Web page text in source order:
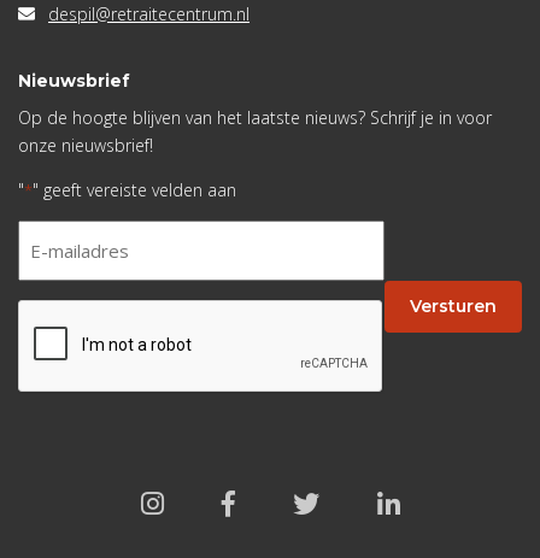
despil@retraitecentrum.nl
Nieuwsbrief
Op de hoogte blijven van het laatste nieuws? Schrijf je in voor
onze nieuwsbrief!
"*" geeft vereiste velden aan
* Versturen